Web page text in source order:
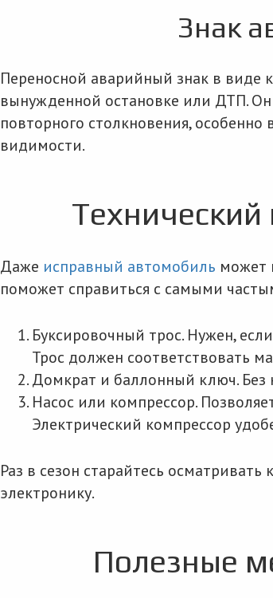
Знак
Переносной аварийный знак в виде
вынужденной остановке или ДТП.
повторного столкновения,
видимости.
Даже исправный автомобиль может
поможет справиться с самыми
Буксировочный трос. Нужен,
Трос должен соответствовать
Домкрат и баллонный ключ. Без
Насос или компрессор.
Электрический компрессор
Раз в сезон старайтесь
электронику.
Полезные